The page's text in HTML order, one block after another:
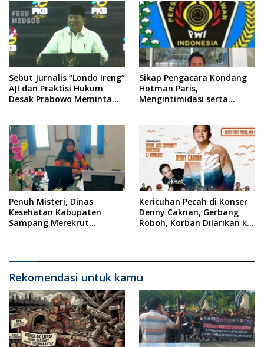
Republik Indonesia
Sebut Jurnalis “Londo Ireng”
AJI dan Praktisi Hukum
Desak Prabowo Meminta
Sikap Pengacara Kondang
Hotman Paris,
Mengintimidasi serta
Sampang Angkat Bicara
Penuh Misteri, Dinas
Kesehatan Kabupaten
Sampang Merekrut
Kericuhan Pecah di Konser
Denny Caknan, Gerbang
Roboh, Korban Dilarikan ke
Rekomendasi untuk kamu